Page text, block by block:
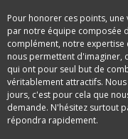
Pour honorer ces points,
par notre équipe composée
complément, notre expertise
nous permettent d'imaginer,
qui ont pour seul but de
véritablement attractifs.
jours, c'est pour cela que
demande. N'hésitez surtout
répondra rapidement.